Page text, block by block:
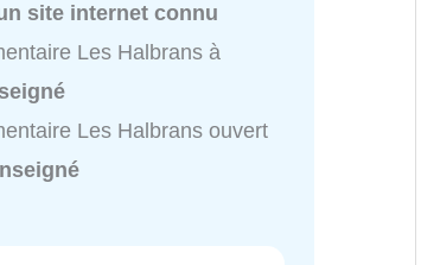
site internet connu
Les Halbrans à
Les Halbrans ouvert